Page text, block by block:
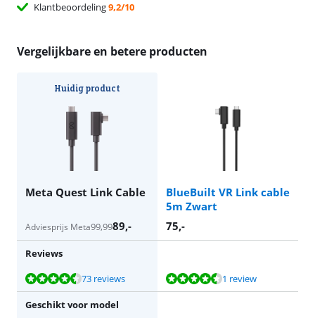
Klantbeoordeling9,2/10
Vergelijkbare en betere producten
Huidig product
Meta Quest Link Cable
BlueBuilt VR Link cable
5m Zwart
Adviesprijs Meta99,9989,- 75,-
Reviews
Beoordeling is 8,5 van de 10, gebaseerd op 73 reviews.
73 reviews
Beoordeling is 9,3 van de 10, gebaseerd op 1 review. 1 review
Geschikt voor model